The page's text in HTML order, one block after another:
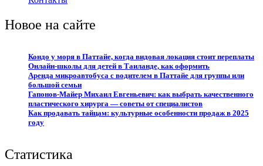
Новое на сайте
Кондо у моря в Паттайе, когда видовая локация стоит переплаты
Онлайн-школы для детей в Таиланде, как оформить
Аренда микроавтобуса с водителем в Паттайе для группы или
большой семьи
Гапонов-Майер Михаил Евгеньевич: как выбрать качественного
пластического хирурга — советы от специалистов
Как продавать тайцам: культурные особенности продаж в 2025
году
Статистика